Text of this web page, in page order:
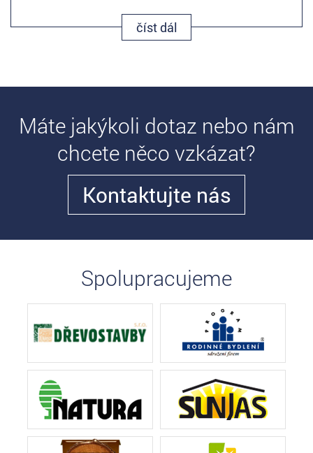
číst dál
Máte jakýkoli dotaz nebo nám
chcete něco vzkázat?
Kontaktujte nás
Spolupracujeme